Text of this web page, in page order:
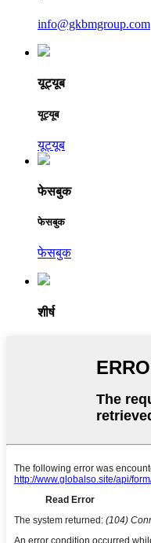
info@gkbmgroup.com
यूट्यूब
यूट्यूब
यूट्यूब
फेसबुक
फेसबुक
फेसबुक
शीर्ष